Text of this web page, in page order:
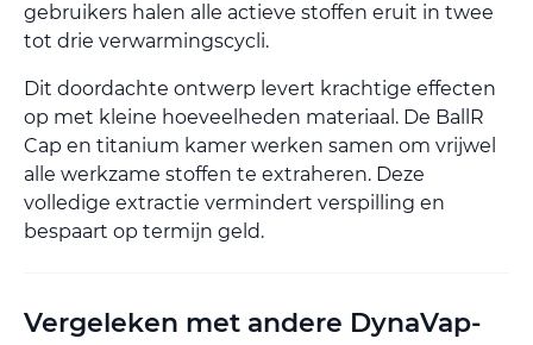
gebruikers halen alle actieve stoffen eruit in twee
tot drie verwarmingscycli.
Dit doordachte ontwerp levert krachtige effecten
op met kleine hoeveelheden materiaal. De BallR
Cap en titanium kamer werken samen om vrijwel
alle werkzame stoffen te extraheren. Deze
volledige extractie vermindert verspilling en
bespaart op termijn geld.
Vergeleken met andere DynaVap-